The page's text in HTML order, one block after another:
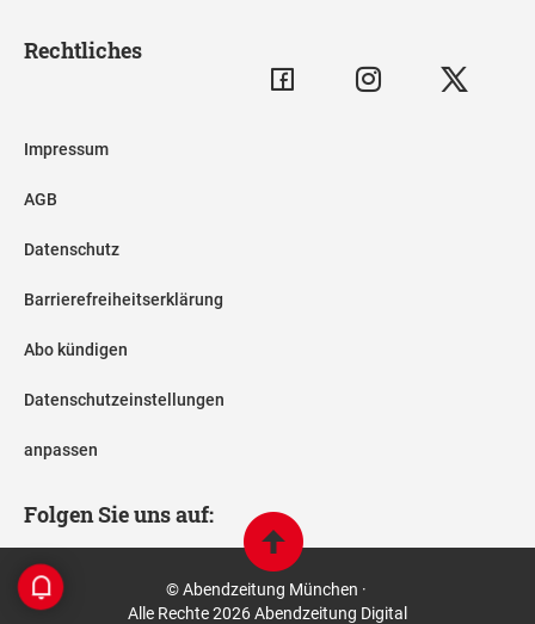
Rechtliches
Impressum
AGB
Datenschutz
Barrierefreiheitserklärung
Abo kündigen
Datenschutzeinstellungen
anpassen
Folgen Sie uns auf:
© Abendzeitung München ·
Alle Rechte 2026 Abendzeitung Digital